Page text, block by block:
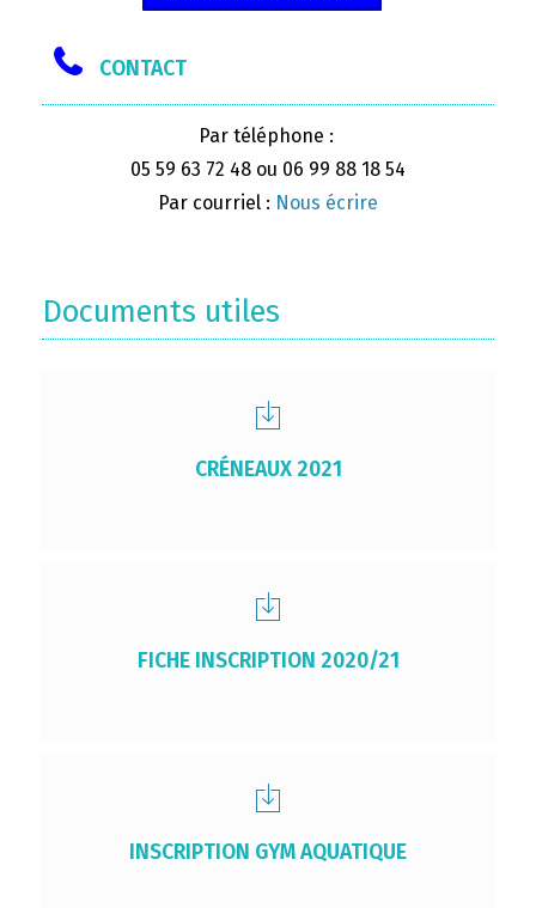
CONTACT
Par téléphone :
05 59 63 72 48 ou 06 99 88 18 54
Par courriel : Nous écrire
Documents utiles
CRÉNEAUX 2021
FICHE INSCRIPTION 2020/21
INSCRIPTION GYM AQUATIQUE